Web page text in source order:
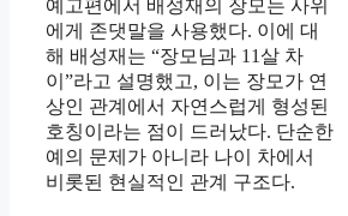
예고편에서 배성재의 장모는 사위
에게 존댓말을 사용했다. 이에 대
해 배성재는 “장모님과 11살 차
이”라고 설명했고, 이는 장모가 연
상인 관계에서 자연스럽게 형성된
호칭이라는 점이 드러났다. 단순한
예의 문제가 아니라 나이 차에서
비롯된 현실적인 관계 구조다.